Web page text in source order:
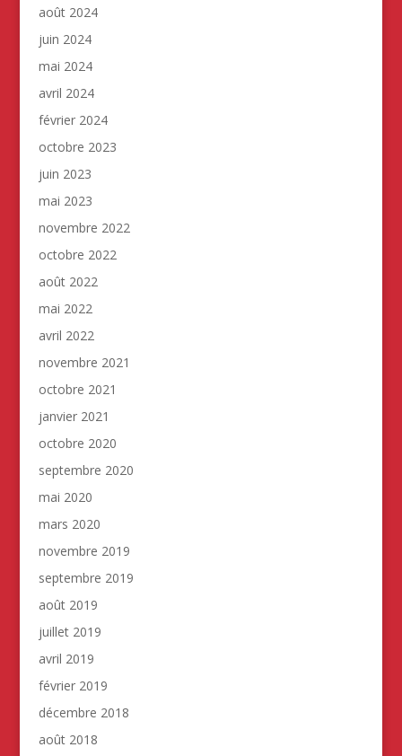
août 2024
juin 2024
mai 2024
avril 2024
février 2024
octobre 2023
juin 2023
mai 2023
novembre 2022
octobre 2022
août 2022
mai 2022
avril 2022
novembre 2021
octobre 2021
janvier 2021
octobre 2020
septembre 2020
mai 2020
mars 2020
novembre 2019
septembre 2019
août 2019
juillet 2019
avril 2019
février 2019
décembre 2018
août 2018